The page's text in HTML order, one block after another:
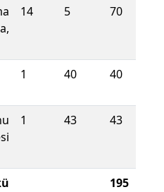
14 5 70
1 40 40
1 43 43
195